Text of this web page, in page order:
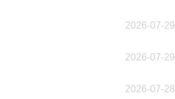
2026-07-29
2026-07-29
2026-07-28